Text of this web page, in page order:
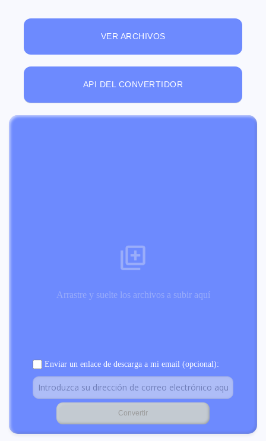
VER ARCHIVOS
API DEL CONVERTIDOR
Arrastre y suelte los archivos a subir aquí
Enviar un enlace de descarga a mi email (opcional):